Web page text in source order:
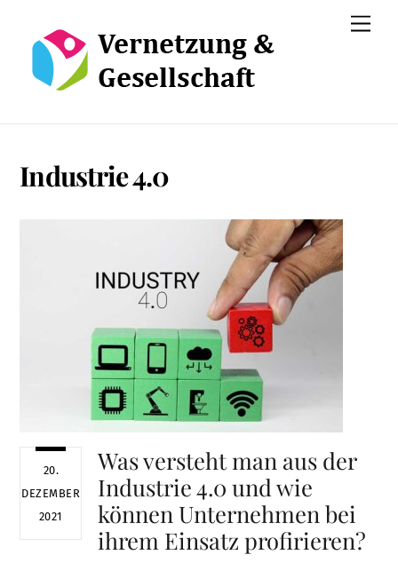
content
Industrie 4.0
20.
DEZEMBER
2021
Was versteht man aus der
Industrie 4.0 und wie
können Unternehmen bei
ihrem Einsatz profirieren?